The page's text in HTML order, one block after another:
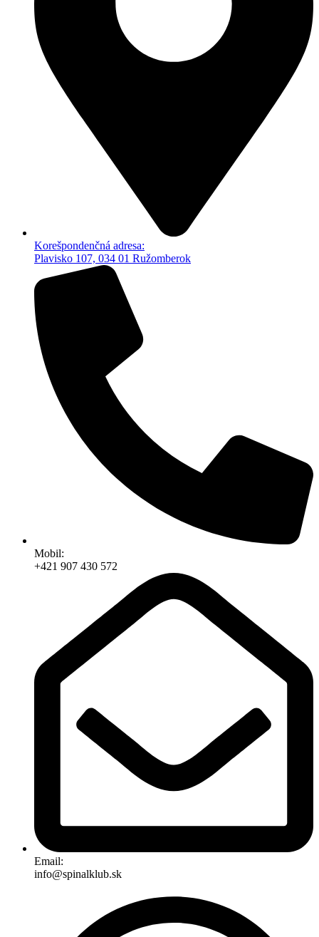
Korešpondenčná adresa:
Plavisko 107, 034 01 Ružomberok
Mobil:
+421 907 430 572
Email:
info@spinalklub.sk